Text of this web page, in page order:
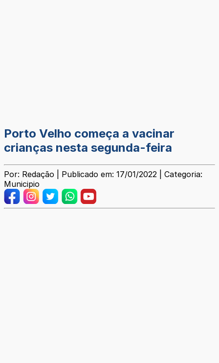
Porto Velho começa a vacinar
crianças nesta segunda-feira
Por: Redação | Publicado em: 17/01/2022 | Categoria:
Municipio